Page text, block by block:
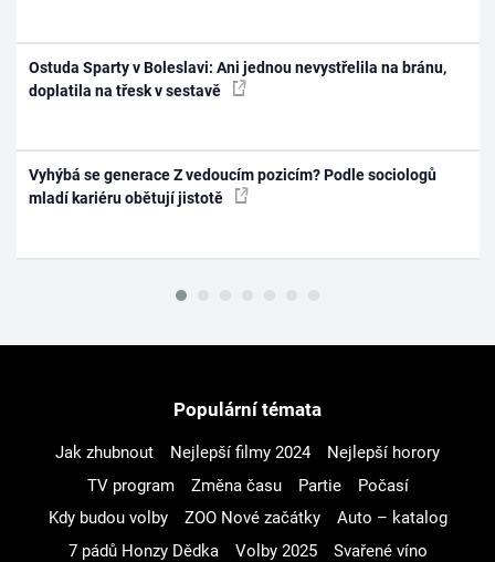
Ostuda Sparty v Boleslavi: Ani jednou nevystřelila na bránu,
doplatila na třesk v sestavě
Vyhýbá se generace Z vedoucím pozicím? Podle sociologů
mladí kariéru obětují jistotě
Populární témata
Jak zhubnout Nejlepší filmy 2024
Nejlepší horory
TV program
Změna času Partie
Počasí
Kdy budou volby
ZOO Nové začátky
Auto – katalog
7 pádů Honzy Dědka
Volby 2025
Svařené víno